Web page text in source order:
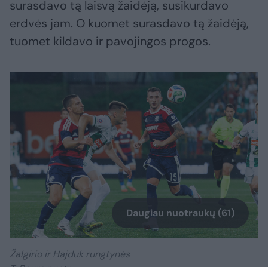
surasdavo tą laisvą žaidėją, susikurdavo
erdvės jam. O kuomet surasdavo tą žaidėją,
tuomet kildavo ir pavojingos progos.
Daugiau nuotraukų (61)
Žalgirio ir Hajduk rungtynės